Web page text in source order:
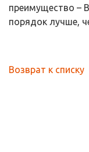
преимущество –
порядок лучше,
Возврат к списку